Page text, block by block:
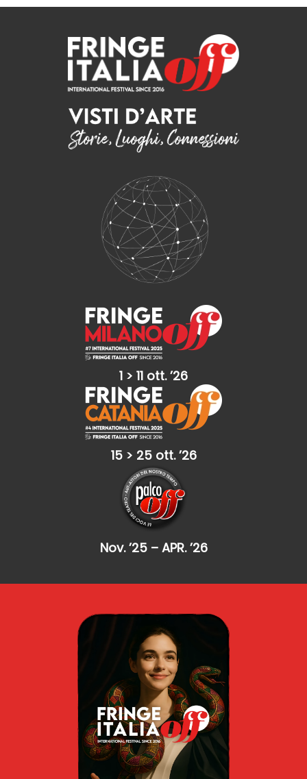
1 > 11 ott. ’26
15 > 25 ott. ’26
Nov. ’25 – APR. ’26